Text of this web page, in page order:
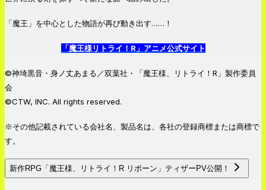
「魔王」を中心とした物語が再び動き出す……！
「魔王様リトライ！R」アニメ公式サイト
©︎神埼黒音・身ノ丈あまる／双葉社・「魔王様、リトライ！R」製作委員
会
©CTW, INC. All rights reserved.
※その他記載されている会社名、製品名は、各社の登録商標または商標で
す。
新作RPG「魔王様、リトライ！R リボーン」ティザーPV公開！